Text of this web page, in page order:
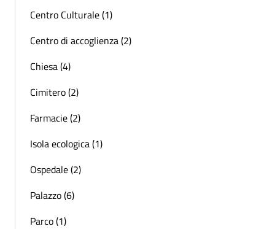
Centro Culturale (1)
Centro di accoglienza (2)
Chiesa (4)
Cimitero (2)
Farmacie (2)
Isola ecologica (1)
Ospedale (2)
Palazzo (6)
Parco (1)